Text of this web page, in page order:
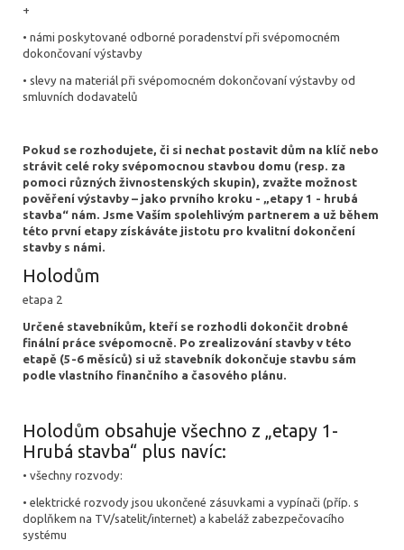
+
• námi poskytované odborné poradenství při svépomocném
dokončovaní výstavby
• slevy na materiál při svépomocném dokončovaní výstavby od
smluvních dodavatelů
Pokud se rozhodujete, či si nechat postavit dům na klíč nebo
strávit celé roky svépomocnou stavbou domu (resp. za
pomoci různých živnostenských skupin), zvažte možnost
pověření výstavby – jako prvního kroku - „etapy 1 - hrubá
stavba“ nám. Jsme Vaším spolehlivým partnerem a už během
této první etapy získáváte jistotu pro kvalitní dokončení
stavby s námi.
Holodům
etapa 2
Určené stavebníkům, kteří se rozhodli dokončit drobné
finální práce svépomocně. Po zrealizování stavby v této
etapě (5-6 měsíců) si už stavebník dokončuje stavbu sám
podle vlastního finančního a časového plánu.
Holodům obsahuje všechno z „etapy 1-
Hrubá stavba“ plus navíc:
• všechny rozvody:
• elektrické rozvody jsou ukončené zásuvkami a vypínači (příp. s
doplňkem na TV/satelit/internet) a kabeláž zabezpečovacího
systému